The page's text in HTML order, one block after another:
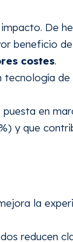
De
beneficio de
costes.
tecnología
en
y que
la
reducen